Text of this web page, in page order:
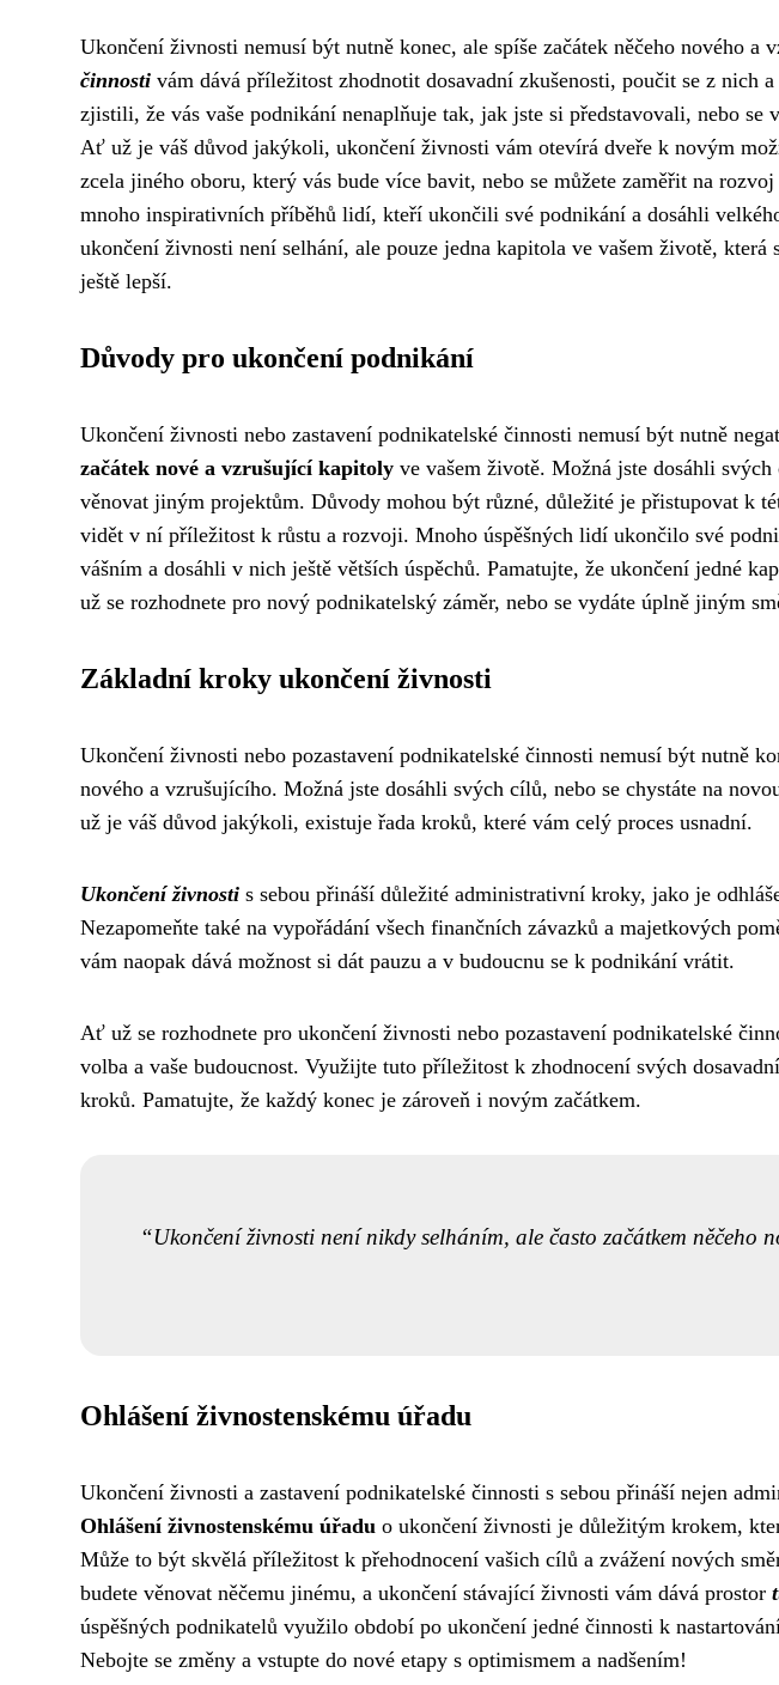
Ukončení živnosti nemusí být nutně konec, ale spíše začátek něčeho nového a
činnosti vám dává příležitost zhodnotit dosavadní zkušenosti, poučit se z nich
zjistili, že vás vaše podnikání nenaplňuje tak, jak jste si představovali, nebo se
Ať už je váš důvod jakýkoli, ukončení živnosti vám otevírá dveře k novým
zcela jiného oboru, který vás bude více bavit, nebo se můžete zaměřit na
mnoho inspirativních příběhů lidí, kteří ukončili své podnikání a dosáhli
ukončení živnosti není selhání, ale pouze jedna kapitola ve vašem životě, která
ještě lepší.
Důvody pro ukončení podnikání
Ukončení živnosti nebo zastavení podnikatelské činnosti nemusí být nutně
začátek nové a vzrušující kapitoly ve vašem životě. Možná jste dosáhli
věnovat jiným projektům. Důvody mohou být různé, důležité je přistupovat k
vidět v ní příležitost k růstu a rozvoji. Mnoho úspěšných lidí ukončilo své
vášním a dosáhli v nich ještě větších úspěchů. Pamatujte, že ukončení jedné
už se rozhodnete pro nový podnikatelský záměr, nebo se vydáte úplně jiným
Základní kroky ukončení živnosti
Ukončení živnosti nebo pozastavení podnikatelské činnosti nemusí být nutně
nového a vzrušujícího. Možná jste dosáhli svých cílů, nebo se chystáte na
už je váš důvod jakýkoli, existuje řada kroků, které vám celý proces usnadní.
Ukončení živnosti s sebou přináší důležité administrativní kroky, jako je
Nezapomeňte také na vypořádání všech finančních závazků a majetkových
vám naopak dává možnost si dát pauzu a v budoucnu se k podnikání vrátit.
Ať už se rozhodnete pro ukončení živnosti nebo pozastavení podnikatelské
volba a vaše budoucnost. Využijte tuto příležitost k zhodnocení svých
kroků. Pamatujte, že každý konec je zároveň i novým začátkem.
Ukončení živnosti není nikdy selháním, ale často začátkem něčeho
Ohlášení živnostenskému úřadu
Ukončení živnosti a zastavení podnikatelské činnosti s sebou přináší nejen
Ohlášení živnostenskému úřadu o ukončení živnosti je důležitým krokem,
Může to být skvělá příležitost k přehodnocení vašich cílů a zvážení nových
budete věnovat něčemu jinému, a ukončení stávající živnosti vám dává prostor
úspěšných podnikatelů využilo období po ukončení jedné činnosti k
Nebojte se změny a vstupte do nové etapy s optimismem a nadšením!